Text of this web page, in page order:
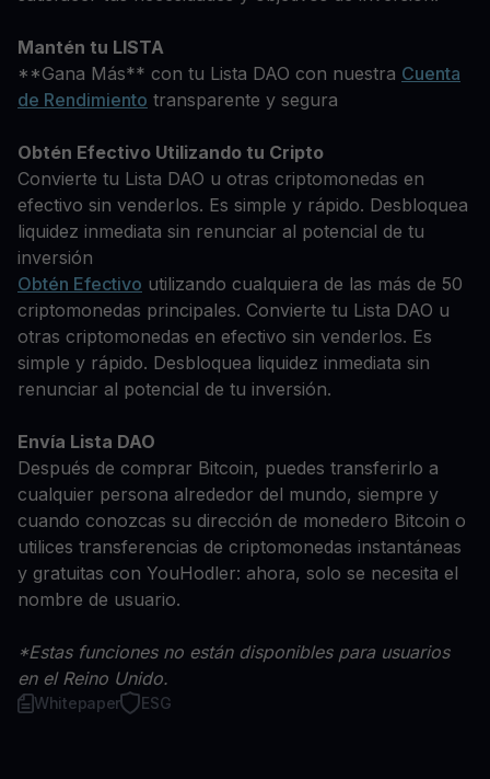
Mantén tu LISTA
**Gana Más** con tu Lista DAO con nuestra Cuenta
de Rendimiento transparente y segura
Obtén Efectivo Utilizando tu Cripto
Convierte tu Lista DAO u otras criptomonedas en
efectivo sin venderlos. Es simple y rápido. Desbloquea
liquidez inmediata sin renunciar al potencial de tu
inversión
Obtén Efectivo utilizando cualquiera de las más de 50
criptomonedas principales. Convierte tu Lista DAO u
otras criptomonedas en efectivo sin venderlos. Es
simple y rápido. Desbloquea liquidez inmediata sin
renunciar al potencial de tu inversión.
Envía Lista DAO
Después de comprar Bitcoin, puedes transferirlo a
cualquier persona alrededor del mundo, siempre y
cuando conozcas su dirección de monedero Bitcoin o
utilices transferencias de criptomonedas instantáneas
y gratuitas con YouHodler: ahora, solo se necesita el
nombre de usuario.
*Estas funciones no están disponibles para usuarios
en el Reino Unido.
Whitepaper ESG